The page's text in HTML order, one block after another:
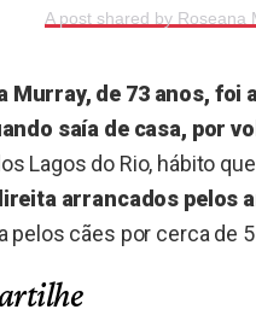
A post shared by Roseana
Murray, de 73 anos,
saía de casa, por
Lagos do Rio, hábito
arrancados pelos
pelos cães por cerca de